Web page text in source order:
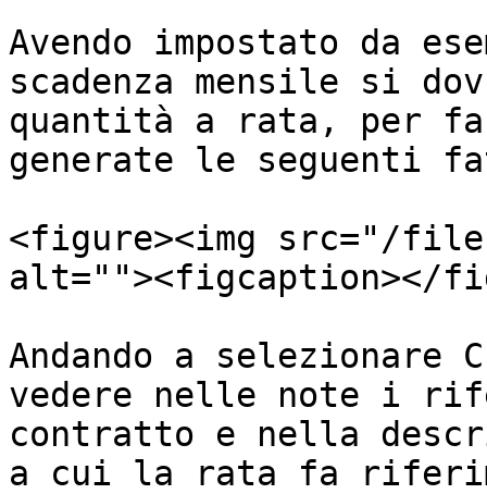
Avendo impostato da
scadenza mensile si
quantità a rata, per far
generate le seguenti
<figure><img src="/files/
alt=""><figcaption></
Andando a
vedere nelle note i
contratto e nella
a cui la rata fa